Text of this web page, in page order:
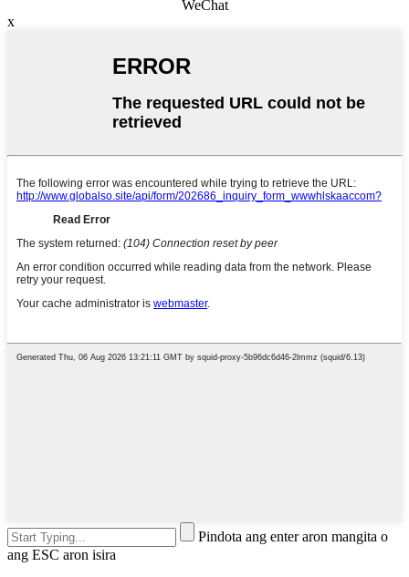
WeChat
x
Pindota ang enter aron mangita o
ang ESC aron isira